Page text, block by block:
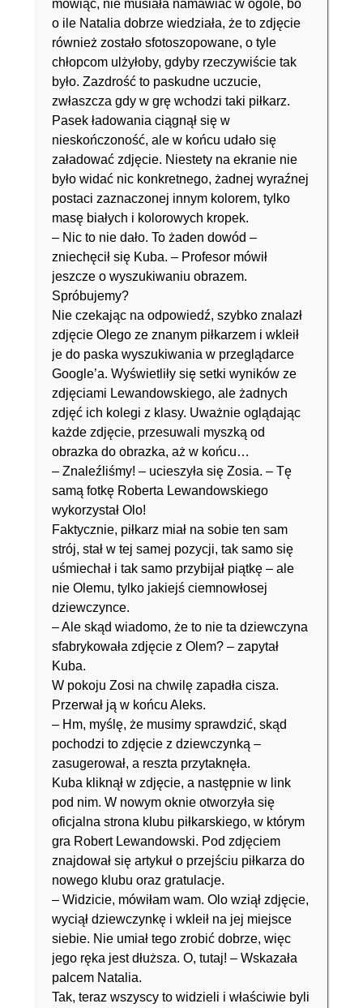
mówiąc, nie musiała namawiać w ogóle, bo
o ile Natalia dobrze wiedziała, że to zdjęcie
również zostało sfotoszopowane, o tyle
chłopcom ulżyłoby, gdyby rzeczywiście tak
było. Zazdrość to paskudne uczucie,
zwłaszcza gdy w grę wchodzi taki piłkarz.
Pasek ładowania ciągnął się w
nieskończoność, ale w końcu udało się
załadować zdjęcie. Niestety na ekranie nie
było widać nic konkretnego, żadnej wyraźnej
postaci zaznaczonej innym kolorem, tylko
masę białych i kolorowych kropek.
– Nic to nie dało. To żaden dowód –
zniechęcił się Kuba. – Profesor mówił
jeszcze o wyszukiwaniu obrazem.
Spróbujemy?
Nie czekając na odpowiedź, szybko znalazł
zdjęcie Olego ze znanym piłkarzem i wkleił
je do paska wyszukiwania w przeglądarce
Google’a. Wyświetliły się setki wyników ze
zdjęciami Lewandowskiego, ale żadnych
zdjęć ich kolegi z klasy. Uważnie oglądając
każde zdjęcie, przesuwali myszką od
obrazka do obrazka, aż w końcu…
– Znaleźliśmy! – ucieszyła się Zosia. – Tę
samą fotkę Roberta Lewandowskiego
wykorzystał Olo!
Faktycznie, piłkarz miał na sobie ten sam
strój, stał w tej samej pozycji, tak samo się
uśmiechał i tak samo przybijał piątkę – ale
nie Olemu, tylko jakiejś ciemnowłosej
dziewczynce.
– Ale skąd wiadomo, że to nie ta dziewczyna
sfabrykowała zdjęcie z Olem? – zapytał
Kuba.
W pokoju Zosi na chwilę zapadła cisza.
Przerwał ją w końcu Aleks.
– Hm, myślę, że musimy sprawdzić, skąd
pochodzi to zdjęcie z dziewczynką –
zasugerował, a reszta przytaknęła.
Kuba kliknął w zdjęcie, a następnie w link
pod nim. W nowym oknie otworzyła się
oficjalna strona klubu piłkarskiego, w którym
gra Robert Lewandowski. Pod zdjęciem
znajdował się artykuł o przejściu piłkarza do
nowego klubu oraz gratulacje.
– Widzicie, mówiłam wam. Olo wziął zdjęcie,
wyciął dziewczynkę i wkleił na jej miejsce
siebie. Nie umiał tego zrobić dobrze, więc
jego ręka jest dłuższa. O, tutaj! – Wskazała
palcem Natalia.
Tak, teraz wszyscy to widzieli i właściwie byli